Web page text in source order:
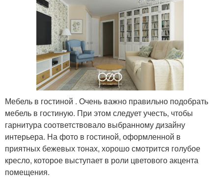
Мебель в гостиной . Очень важно правильно подобрать
мебель в гостиную. При этом следует учесть, чтобы
гарнитура соответствовало выбранному дизайну
интерьера. На фото в гостиной, оформленной в
приятных бежевых тонах, хорошо смотрится голубое
кресло, которое выступает в роли цветового акцента
помещения.